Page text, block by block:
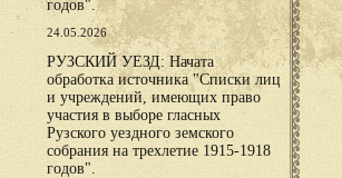
годов".
24.05.2026
РУЗСКИЙ УЕЗД: Начата
обработка источника "Списки лиц
и учреждений, имеющих право
участия в выборе гласных
Рузского уездного земского
собрания на трехлетие 1915-1918
годов".